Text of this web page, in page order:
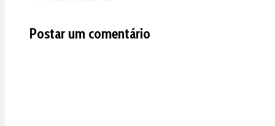
Postar um comentário